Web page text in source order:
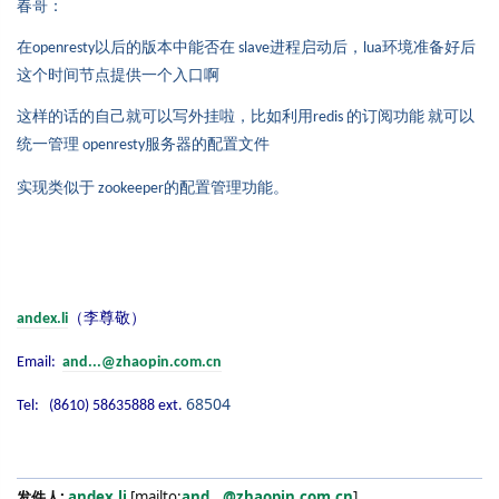
春哥：
在openresty以后的版本中能否在 slave进程启动后， lua环境准备好后
这个时间节点提供一个入口啊
这样的话的自己就可以写外挂啦，比如利用redis 的订阅功能就可以
统一管理 openresty服务器的配置文件
实现类似于 zookeeper的配置管理功能。
andex.li （李尊敬）
Email: and...@zhaopin.com.cn
Tel: (8610) 58635888 ext. 68504